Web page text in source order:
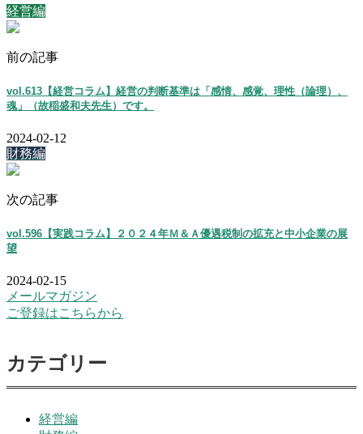
経営編
前の記事
vol.613【経営コラム】経営の判断基準は「感情、感覚、理性（論理）、
魂」（故稲盛和夫先生）です。
2024-02-12
財務編
次の記事
vol.596【実践コラム】２０２４年Ｍ＆Ａ優遇税制の拡充と中小企業の展
望
2024-02-15
メールマガジン
ご登録はこちらから
カテゴリー
経営編